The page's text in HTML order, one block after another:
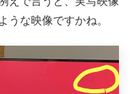
うな映像ですかね。